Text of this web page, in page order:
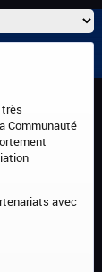
Communauté
avec